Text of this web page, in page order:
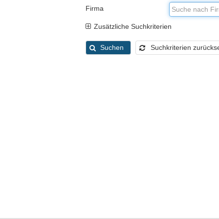
Firma
Zusätzliche Suchkriterien
Suchen Suchkriterien